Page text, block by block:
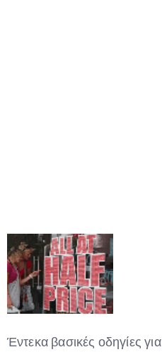
Έντεκα βασικές οδηγίες